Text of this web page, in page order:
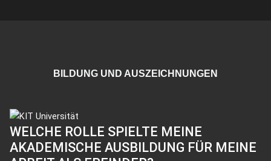
BILDUNG UND AUSZEICHNUNGEN
WELCHE ROLLE SPIELTE MEINE
AKADEMISCHE AUSBILDUNG FÜR MEINE